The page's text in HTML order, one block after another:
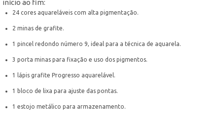
início ao fim:
24 cores aquareláveis com alta pigmentação.
2 minas de grafite.
1 pincel redondo número 9, ideal para a técnica de aquarela.
3 porta minas para fixação e uso dos pigmentos.
1 lápis grafite Progresso aquarelável.
1 bloco de lixa para ajuste das pontas.
1 estojo metálico para armazenamento.